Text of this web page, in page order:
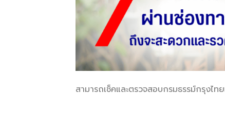
สามารถเช็คและตรวจสอบกรมธรรม์กรุงไ